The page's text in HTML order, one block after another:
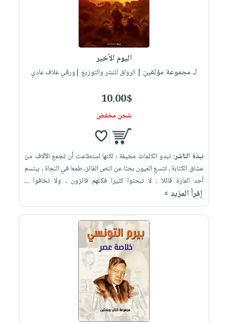
اليوم الأخير
لـ مجموعة مؤلفين | الرواق للنشر والتوزيع |ورقي غلاف عادي
10.00$
شحن مخفض
نبذة الناشر: تبدو الكلمات مخيفة ؛ لكنها استطاعت أن تجمع الآلاف من
عشاق الكتابة ، تتسع العيون بحثا عن النص الفائز، طمعا في النجاة ، يبتسم
أحد المارة قائلا : لا تبحثوا كثيرا فكلهم فائزون ، ولا تخافوا ...
إقرأ المزيد »